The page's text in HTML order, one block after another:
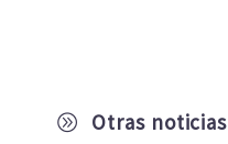
A Otras noticias